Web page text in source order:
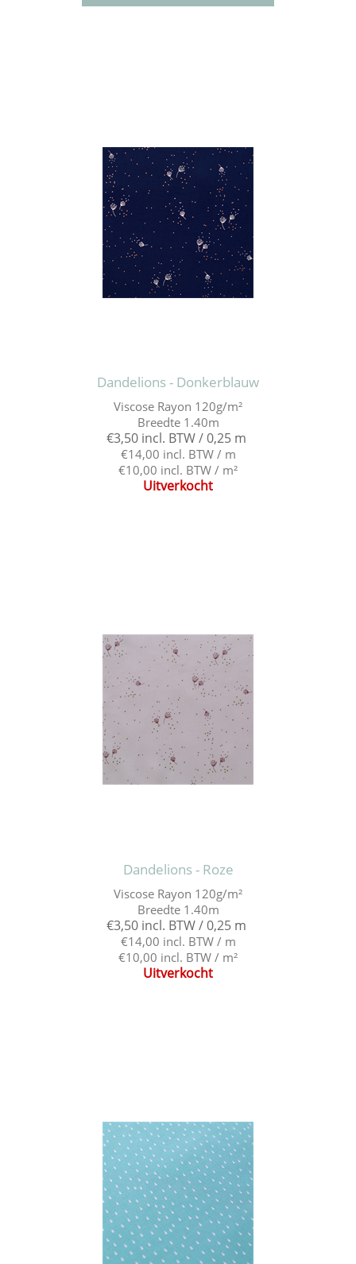
Dandelions - Donkerblauw
Viscose Rayon 120g/m²
Breedte 1.40m
€3,50 incl. BTW / 0,25 m
€14,00 incl. BTW / m
€10,00 incl. BTW / m²
Uitverkocht
Dandelions - Roze
Viscose Rayon 120g/m²
Breedte 1.40m
€3,50 incl. BTW / 0,25 m
€14,00 incl. BTW / m
€10,00 incl. BTW / m²
Uitverkocht